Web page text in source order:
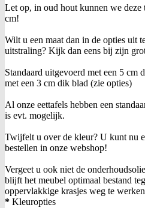
Let op, in oud hout kunnen we deze
cm!
Wilt u een maat dan in de opties uit
uitstraling? Kijk dan eens bij zijn
Standaard uitgevoerd met een 5 cm
met een 3 cm dik blad (zie opties)
Al onze eettafels hebben een
is evt. mogelijk.
Twijfelt u over de kleur? U kunt nu
bestellen in onze webshop!
Vergeet u ook niet de
blijft het meubel optimaal bestand
oppervlakkige krasjes weg te
* Kleuropties